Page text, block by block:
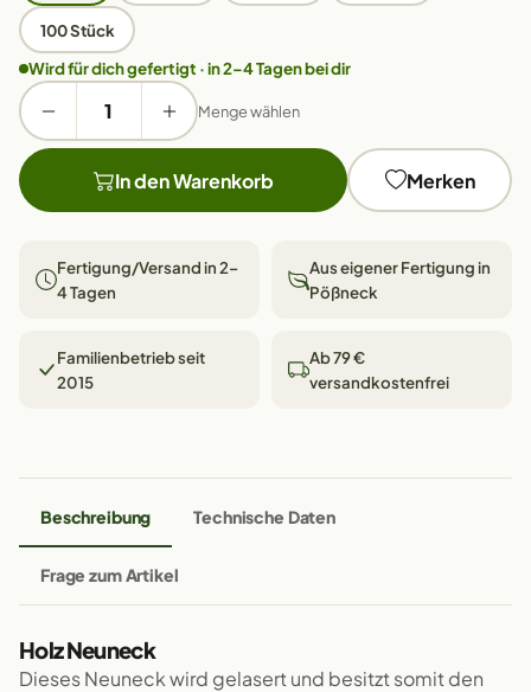
100 Stück
Wird für dich gefertigt · in 2–4 Tagen bei dir
Menge wählen
In den Warenkorb Merken
Fertigung/Versand in 2–
4 Tagen
Aus eigener Fertigung in
Pößneck
Familienbetrieb seit
2015
Ab 79 €
versandkostenfrei
Beschreibung Technische Daten
Frage zum Artikel
Holz Neuneck
Dieses Neuneck wird gelasert und besitzt somit den